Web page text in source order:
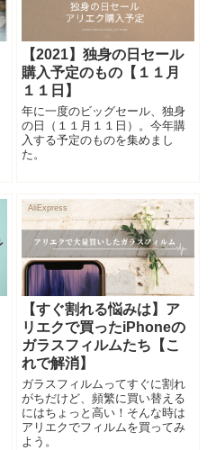
【2021】独身の日セール
購入予定のもの【１１月
１１日】
年に一度のビッグセール、独身
の日（１１月１１日）。今年購
入する予定のものを集めまし
た。
AliExpress
【すぐ割れる悩みは】ア
リエクで買ったiPhoneの
ガラスフィルムたち【こ
れで解消】
ガラスフィルムってすぐに割れ
がちだけど、頻繁に買い替える
にはちょっと高い！そんな時は
アリエクでフィルムを買ってみ
よう。